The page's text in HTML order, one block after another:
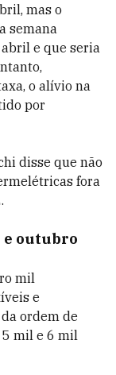
mas o
semana
e que seria
o alívio na
por
disse que não
fora
e outubro
mil
e
ordem de
5 mil e 6 mil